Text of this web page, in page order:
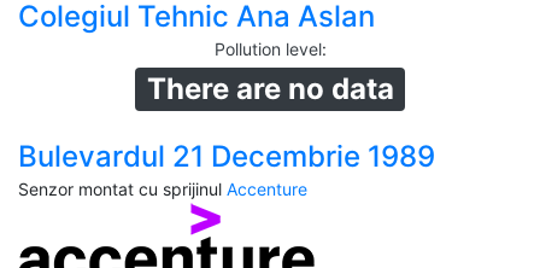
Colegiul Tehnic Ana Aslan
Pollution level:
There are no data
Bulevardul 21 Decembrie 1989
Senzor montat cu sprijinul Accenture